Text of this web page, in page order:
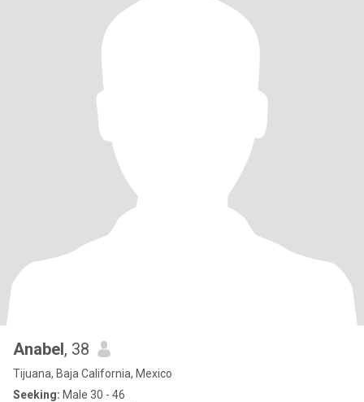
Anabel, 38
Tijuana, Baja California, Mexico
Seeking: Male 30 - 46